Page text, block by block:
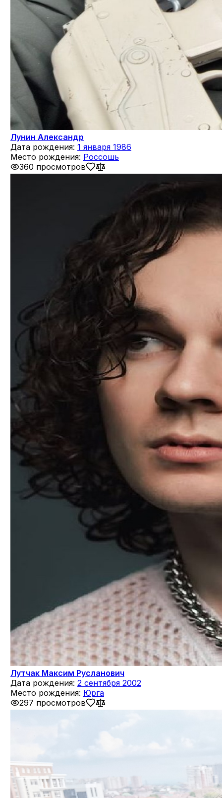
Лунин Александр
Дата рождения: 1 января 1986
Место рождения: Россошь
360 просмотров
Лутчак Максим Русланович
Дата рождения: 2 сентября 2002
Место рождения: Юрга
297 просмотров